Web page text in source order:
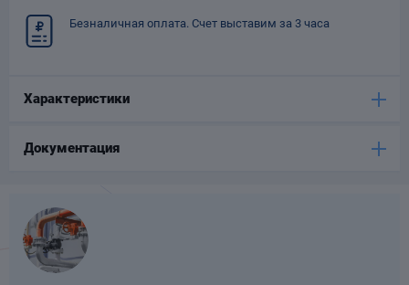
Безналичная оплата. Счет выставим за 3 часа
Характеристики
Документация